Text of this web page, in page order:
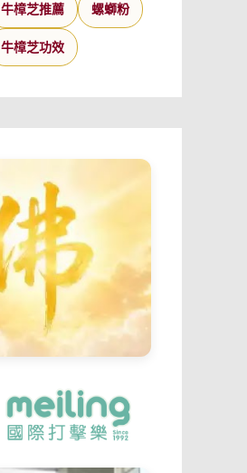
牛樟芝推薦 螺螄粉
牛樟芝功效